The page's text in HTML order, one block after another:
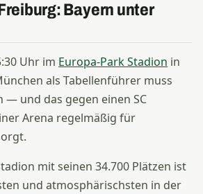
Bayern unter
Uhr im Europa-Park Stadion in
als Tabellenführer muss
— und das gegen einen SC
Arena regelmäßig für
mit seinen 34.700 Plätzen ist
und atmosphärischsten in der